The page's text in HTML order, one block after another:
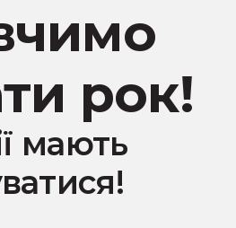
рок!
мають